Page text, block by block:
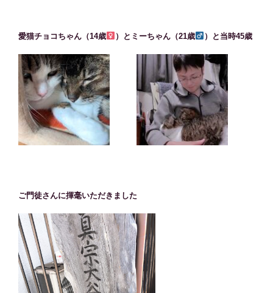
愛猫チョコちゃん（14歳 ）とミーちゃん（21歳 ）と当時45歳
ご門徒さんに揮毫いただきました